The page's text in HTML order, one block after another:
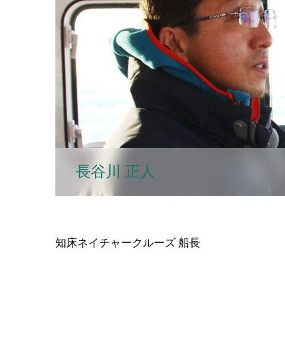
長谷川 正人
知床ネイチャークルーズ 船長